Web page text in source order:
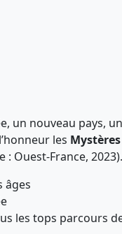
un nouveau pays,
les
Ouest-France, 2023).
âges
les tops parcours